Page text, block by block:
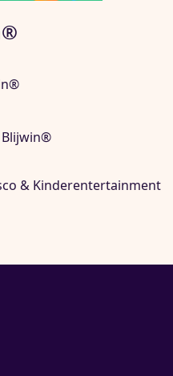
Blijwin®
& Kinderentertainment